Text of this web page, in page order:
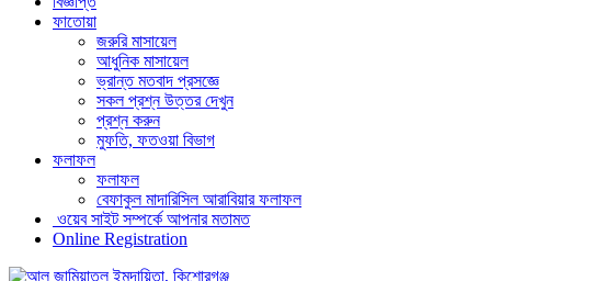
ফাতোয়া
জরুরি মাসায়েল
আধুনিক মাসায়েল
ভ্রান্ত মতবাদ প্রসজ্ঞে
সকল প্রশ্ন উত্তর দেখুন
প্রশ্ন করুন
মুফতি, ফতওয়া বিভাগ
ফলাফল
ফলাফল
বেফাকুল মাদারিসিল আরাবিয়ার ফলাফল
ওয়েব সাইট সম্পর্কে আপনার মতামত
Online Registration